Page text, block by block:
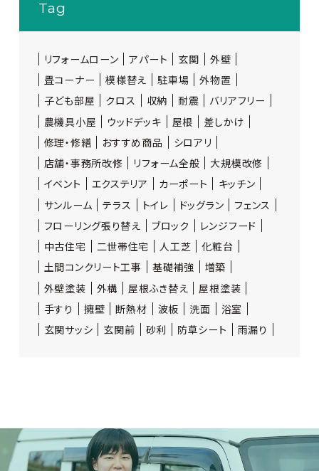
Tag
リフォームローン アパート 玄関
外壁
畳コーナー
模様替え 駐車場
外物置
子ども部屋
クロス 収納 耐震
バリアフリー
農機具小屋
ウッドデッキ 屋根
差しかけ
修理・修繕
おすすめ商品
シロアリ
店舗・事務所改修
リフォーム全般
大規模改修
イベント
エクステリア カーポート
キッチン
サンルーム
テラス トイレ ドッグラン
フェンス
フローリング張り替え
ブロック
レンジフード
中古住宅
二世帯住宅 人工芝
化粧台
土間コンクリート工事
基礎補強
増築
外壁塗装
外構 屋根ふき替え
屋根塗装
手すり
擁壁 断熱材 波板 洗面
浴室
玄関サッシ
玄関前 砂利 防草シート 雨漏り